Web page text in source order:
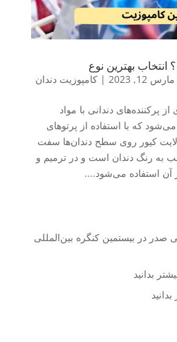
بهترین نوع
مارس 12, 2023 | کامپوزیت دندان
پرکننده‌های دندانی با مواد
که با استفاده از پرتوهای
لایت کیور روی سطح دندان‌ها سفت
به رنگ دندان است و در ترمیم و
آن استفاده می‌شود....
در بیستمین کنگره بین‌المللی
بدانید